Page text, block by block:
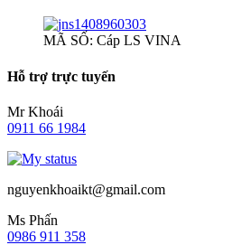
MÃ SỐ: Cáp LS VINA
Hỗ trợ trực tuyến
Mr Khoái
0911 66 1984
nguyenkhoaikt@gmail.com
Ms Phấn
0986 911 358